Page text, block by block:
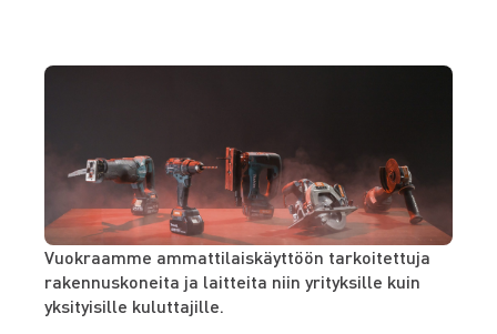
Vuokraamme ammattilaiskäyttöön tarkoitettuja
rakennuskoneita ja laitteita niin yrityksille kuin
yksityisille kuluttajille.